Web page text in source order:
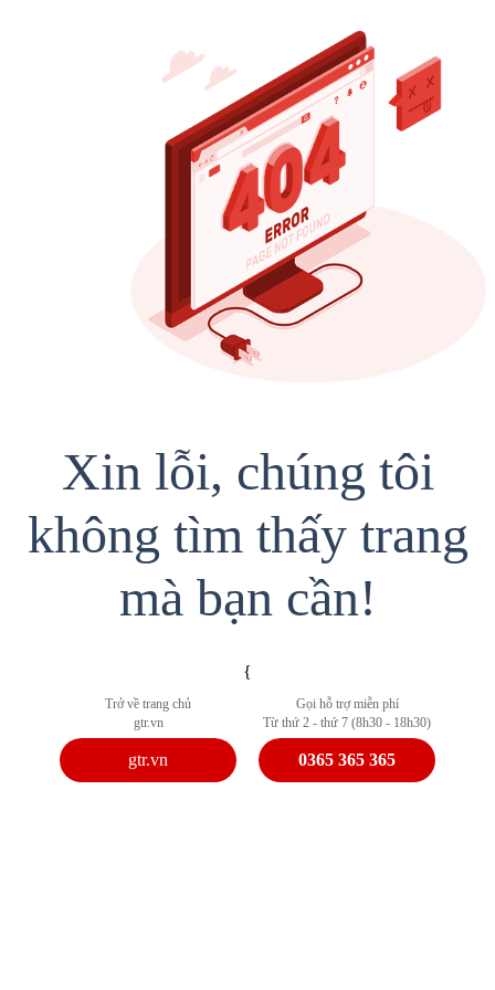
Xin lỗi, chúng tôi
không tìm thấy trang
mà bạn cần!
{
Trở về trang chủ
gtr.vn
gtr.vn
Gọi hỗ trợ miễn phí
Từ thứ 2 - thứ 7 (8h30 - 18h30)
0365 365 365